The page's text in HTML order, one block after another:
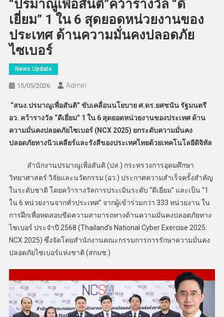
“ปรมาณูเพื่อสันติ”คว้ารางวัล “ดี
เยี่ยม” 1 ใน 6 สุดยอดหน่วยงานของ
ประเทศ ด้านความมั่นคงปลอดภัย
ไซเบอร์
News Update
15/05/2026 Admin
“สนง.ปรมาณูเพื่อสันติ” ขับเคลื่อนนโยบาย ศ.ดร.ยศชนัน รัฐมนตรี
อว. คว้ารางวัล “ดีเยี่ยม” 1 ใน 6 สุดยอดหน่วยงานของประเทศ ด้าน
ความมั่นคงปลอดภัยไซเบอร์ (NCX 2025) ยกระดับความมั่นคง
ปลอดภัยทางนิวเคลียร์และรังสีของประเทศไทยด้วยเทคโนโลยีดิจิทัล
สำนักงานปรมาณูเพื่อสันติ (ปส.) กระทรวงการอุดมศึกษา
วิทยาศาสตร์ วิจัยและนวัตกรรม (อว.) ประกาศความสำเร็จครั้งสำคัญ
ในระดับชาติ โดยคว้ารางวัลการประเมินระดับ “ดีเยี่ยม” และเป็น “1
ใน 6 หน่วยงานจากทั่วประเทศ” จากผู้เข้าร่วมกว่า 333 หน่วยงาน ใน
การฝึกเพื่อทดสอบขีดความสามารถทางด้านความมั่นคงปลอดภัยทาง
ไซเบอร์ ประจำปี 2568 (Thailand’s National Cyber Exercise 2025:
NCX 2025) ซึ่งจัดโดยสำนักงานคณะกรรมการการรักษาความมั่นคง
ปลอดภัยไซเบอร์แห่งชาติ (สกมช.)